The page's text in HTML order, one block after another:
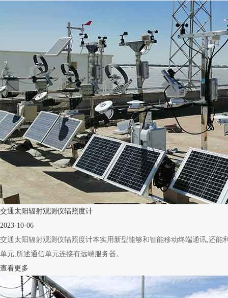
交通太阳辐射观测仪辐照度计
2023-10-06
交通太阳辐射观测仪辐照度计本实用新型能够和智能移动终端通讯,还能
单元,所述通信单元连接有远端服务器。
查看更多